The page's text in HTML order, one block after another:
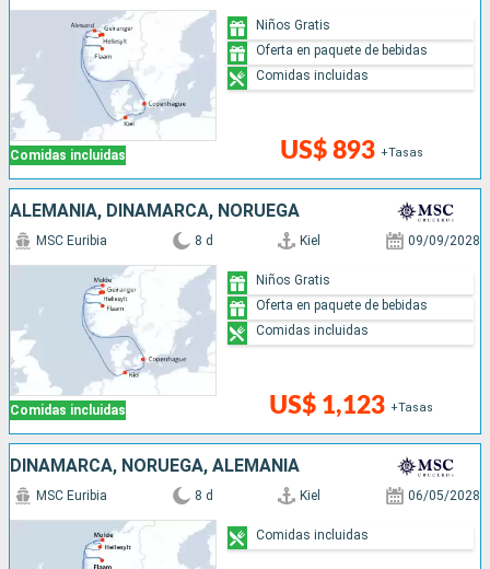
Comidas incluidas US$ 893 +Tasas
Niños Gratis
Oferta en paquete de bebidas
Comidas incluidas
ALEMANIA, DINAMARCA, NORUEGA
Comidas incluidas
MSC Euribia 8 d Kiel 09/09/2028
US$ 1,123 +Tasas
Niños Gratis
Oferta en paquete de bebidas
Comidas incluidas
DINAMARCA, NORUEGA, ALEMANIA
MSC Euribia 8 d Kiel 06/05/2028
Comidas incluidas